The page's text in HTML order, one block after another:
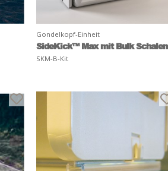
Gondelkopf-Einheit
SideKick™ Max mit Bulk Schalen
SKM-B-Kit